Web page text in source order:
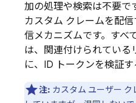
加の処理や検索は不要で
カスタム クレームを配
信メカニズムです。すべ
は、関連付けられている
に、ID トークンを検証す
注: カスタム ユーザー